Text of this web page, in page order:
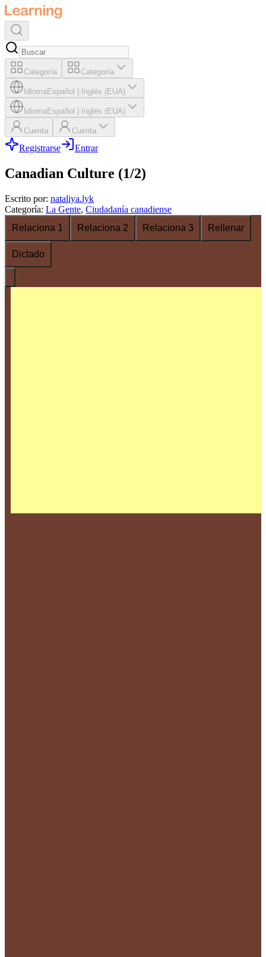
Categoría Categoría
IdiomaEspañol Inglés (EUA)
IdiomaEspañol Inglés (EUA)
Cuenta Cuenta
Registrarse Entrar
Canadian Culture (1/2)
Escrito por: nataliya.lyk
Categoría: La Gente, Ciudadanía canadiense
Relaciona 1
Relaciona 2 Relaciona 3 Rellenar
Dictado